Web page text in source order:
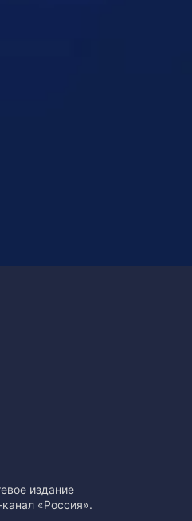
издание
«Россия».